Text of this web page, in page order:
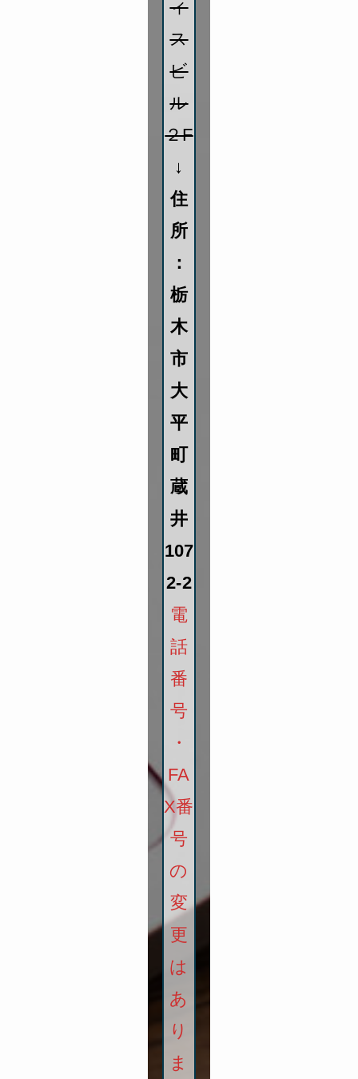
ィ
ス
ビ
ル
２F
↓
住
所
：
栃
木
市
大
平
町
蔵
井
107
2-2
電
話
番
号
・
FA
X番
号
の
変
更
は
あ
り
ま